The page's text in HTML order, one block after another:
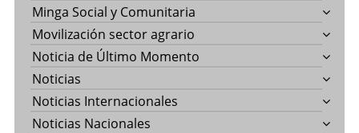
Minga Social y Comunitaria
Movilización sector agrario
Noticia de Último Momento
Noticias
Noticias Internacionales
Noticias Nacionales